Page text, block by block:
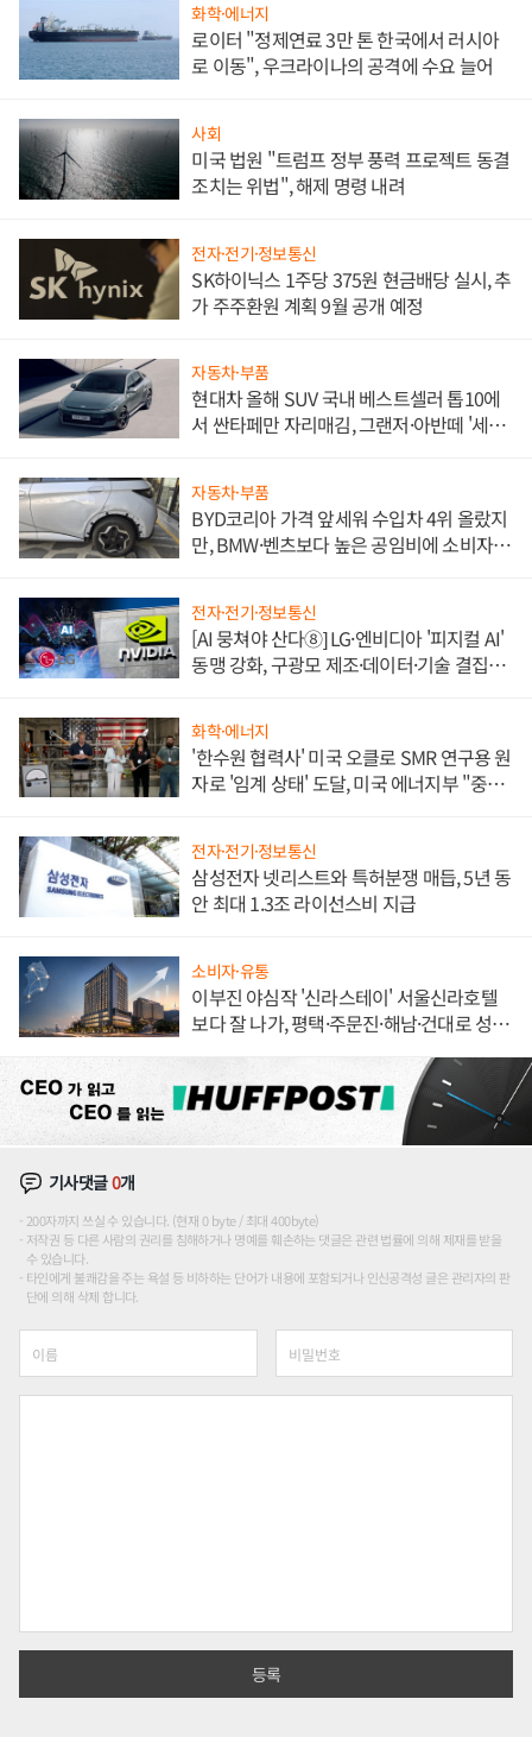
화학·에너지
로이터 "정제연료 3만 톤 한국에서 러시아
로 이동", 우크라이나의 공격에 수요 늘어
사회
미국 법원 "트럼프 정부 풍력 프로젝트 동결
조치는 위법", 해제 명령 내려
전자·전기·정보통신
SK하이닉스 1주당 375원 현금배당 실시, 추
가 주주환원 계획 9월 공개 예정
자동차·부품
현대차 올해 SUV 국내 베스트셀러 톱10에
서 싼타페만 자리매김, 그랜저·아반떼 '세단
자동차·부품
BYD코리아 가격 앞세워 수입차 4위 올랐지
만, BMW·벤츠보다 높은 공임비에 소비자
전자·전기·정보통신
[AI 뭉쳐야 산다⑧] LG·엔비디아 '피지컬 AI'
동맹 강화, 구광모 제조·데이터·기술 결집
화학·에너지
'한수원 협력사' 미국 오클로 SMR 연구용 원
자로 '임계 상태' 도달, 미국 에너지부 "중요
전자·전기·정보통신
삼성전자 넷리스트와 특허분쟁 매듭, 5년 동
안 최대 1.3조 라이선스비 지급
소비자·유통
이부진 야심작 '신라스테이' 서울신라호텔
보다 잘 나가, 평택·주문진·해남·건대로 성
기사댓글0개
200자까지 쓰실 수 있습니다. (현재 0 byte / 최대 400byte)
저작권 등 다른 사람의 권리를 침해하거나 명예를 훼손하는 댓글은 관련 법률에 의해 제재를 받을
수 있습니다.
타인에게 불쾌감을 주는 욕설 등 비하하는 단어가 내용에 포함되거나 인신공격성 글은 관리자의 판
단에 의해 삭제 합니다.